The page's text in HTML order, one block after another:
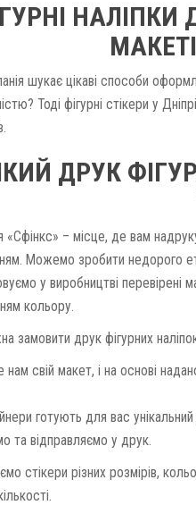
шукає цікаві способи
Тоді фігурні стікери у
ДРУК
«Сфінкс» – місце, де вам
Можемо зробити недорого
у виробництві перевірені
кольору.
замовити друк фігурних
нам свій макет, і на основі
готують для вас
та відправляємо у друк.
стікери різних розмірів,